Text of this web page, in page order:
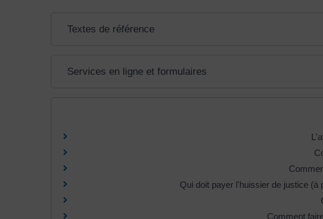
Textes de référence
Services en ligne et formulaires
Qui doit payer l'huissier de justice
Comment